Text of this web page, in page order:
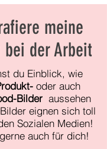
meine
bei der Arbeit
du Einblick, wie
oder auch
Bilder aussehen
eignen sich toll
Sozialen Medien!
auch für dich!